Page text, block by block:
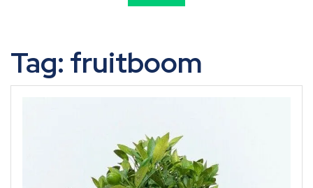
Tag: fruitboom